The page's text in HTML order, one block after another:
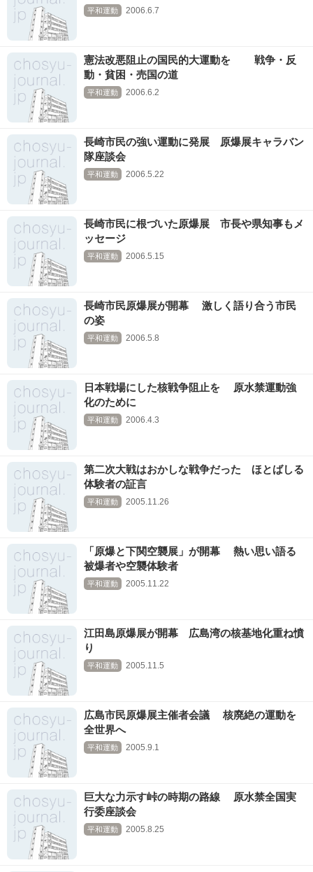
平和運動 2006.6.7
憲法改悪阻止の国民的大運動を 戦争・反
動・貧困・売国の道
平和運動 2006.6.2
長崎市民の強い運動に発展 原爆展キャラバン
隊座談会
平和運動 2006.5.22
長崎市民に根づいた原爆展 市長や県知事もメ
ッセージ
平和運動 2006.5.15
長崎市民原爆展が開幕 激しく語り合う市民
の姿
平和運動 2006.5.8
日本戦場にした核戦争阻止を 原水禁運動強
化のために
平和運動 2006.4.3
第二次大戦はおかしな戦争だった ほとばしる
体験者の証言
平和運動 2005.11.26
「原爆と下関空襲展」が開幕 熱い思い語る
被爆者や空襲体験者
平和運動 2005.11.22
江田島原爆展が開幕 広島湾の核基地化重ね憤
り
平和運動 2005.11.5
広島市民原爆展主催者会議 核廃絶の運動を
全世界へ
平和運動 2005.9.1
巨大な力示す峠の時期の路線 原水禁全国実
行委座談会
平和運動 2005.8.25